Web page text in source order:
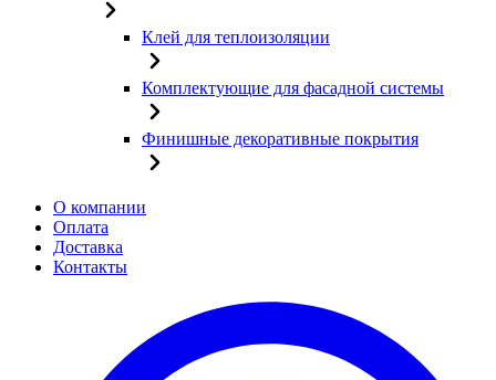
Клей для теплоизоляции
Комплектующие для фасадной системы
Финишные декоративные покрытия
О компании
Оплата
Доставка
Контакты